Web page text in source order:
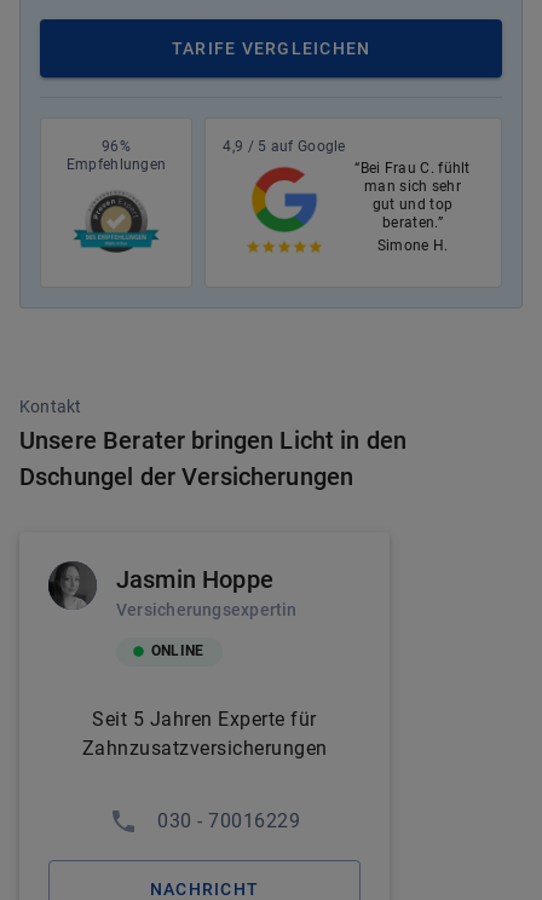
TARIFE VERGLEICHEN
96%
Empfehlungen
4,9 / 5 auf Google
“Bei Frau C. fühlt
man sich sehr
gut und top
beraten.”
Simone H.
Kontakt
Unsere Berater bringen Licht in den
Dschungel der Versicherungen
Jasmin Hoppe
Versicherungsexpertin
ONLINE
Seit 5 Jahren Experte für
Zahnzusatzversicherungen
030 - 70016229
NACHRICHT